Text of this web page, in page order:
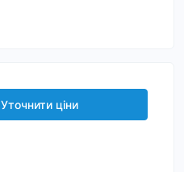
Уточнити ціни